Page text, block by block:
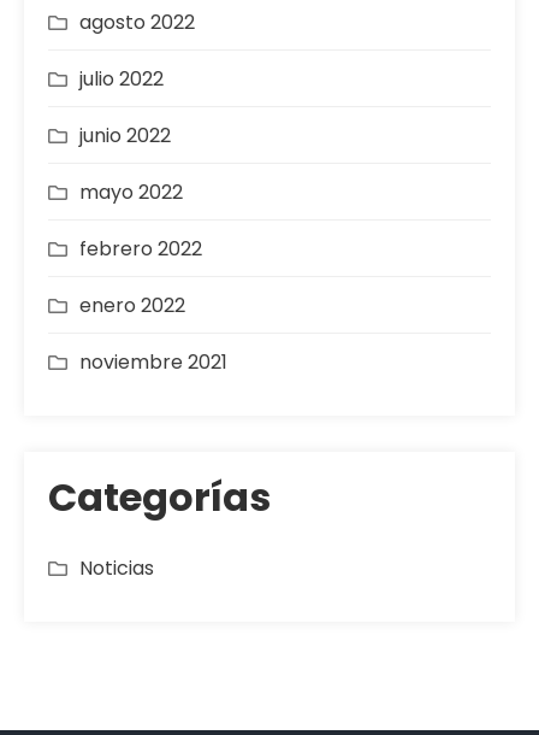
agosto 2022
julio 2022
junio 2022
mayo 2022
febrero 2022
enero 2022
noviembre 2021
Categorías
Noticias